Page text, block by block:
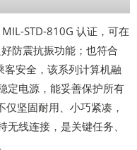
STD-810G 认证，可在
防震抗振功能；也符合
安全，该系列计算机融
定电源，能妥善保护所有
坚固耐用、小巧紧凑，
线连接，是关键任务、